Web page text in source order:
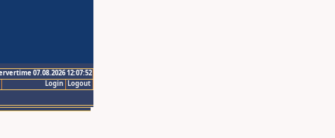
07.08.2026 12:07:52
Logout
Login